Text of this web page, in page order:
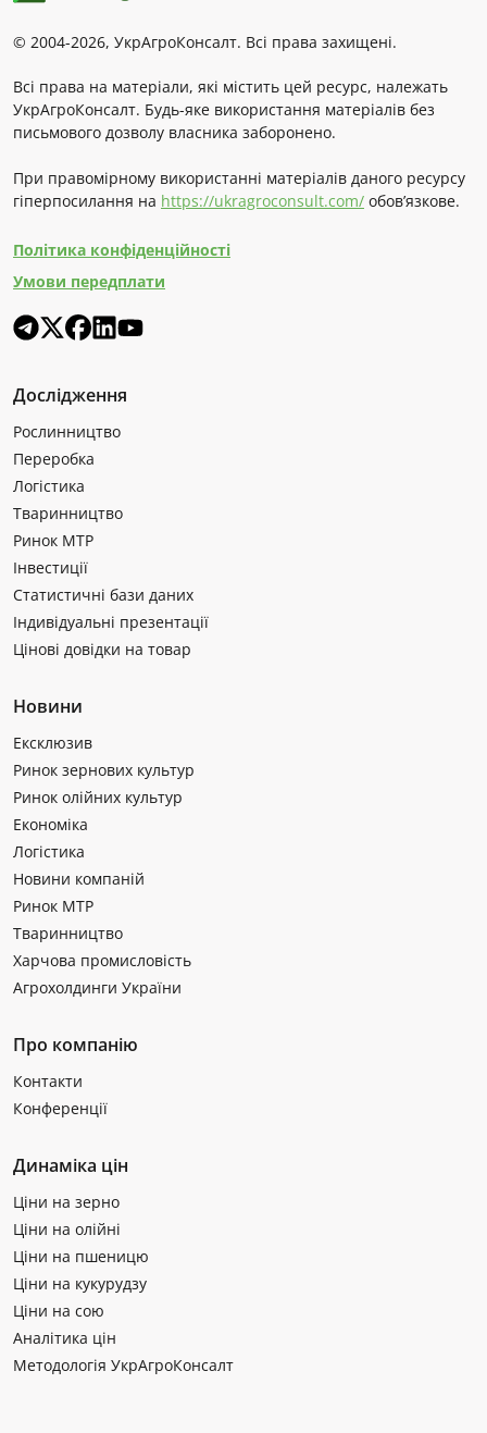
© 2004-2026, УкрАгроКонсалт. Всі права захищені.
Всі права на матеріали, які містить цей ресурс, належать
УкрАгроКонсалт. Будь-яке використання матеріалів без
письмового дозволу власника заборонено.
При правомірному використанні матеріалів даного ресурсу
гіперпосилання на https://ukragroconsult.com/ обов’язкове.
Політика конфіденційності
Умови передплати
Дослідження
Рослинництво
Переробка
Логістика
Тваринництво
Ринок МТР
Інвестиції
Статистичні бази даних
Індивідуальні презентації
Цінові довідки на товар
Новини
Ексклюзив
Ринок зернових культур
Ринок олійних культур
Економіка
Логістика
Новини компаній
Ринок МТР
Тваринництво
Харчова промисловість
Агрохолдинги України
Про компанію
Контакти
Конференції
Динаміка цін
Ціни на зерно
Ціни на олійні
Ціни на пшеницю
Ціни на кукурудзу
Ціни на сою
Аналітика цін
Методологія УкрАгроКонсалт